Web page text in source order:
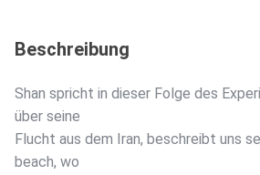
Beschreibung
Shan spricht in dieser Folge des
über seine
Flucht aus dem Iran, beschreibt uns
beach, wo